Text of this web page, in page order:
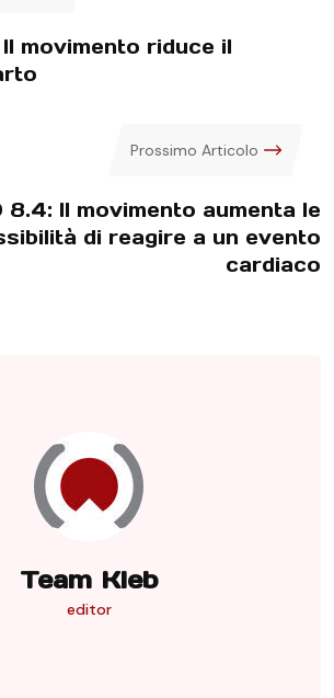
movimento riduce il
Prossimo Articolo
8.4: Il movimento aumenta le
di reagire a un evento
cardiaco
Team Kleb
editor